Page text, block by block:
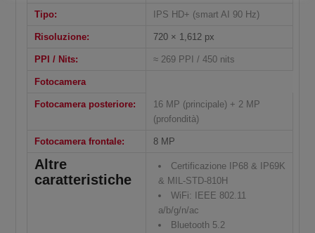
Tipo: IPS HD+ (smart AI 90 Hz)
Risoluzione: 720 × 1,612 px
PPI / Nits: ≈ 269 PPI / 450 nits
Fotocamera
Fotocamera posteriore:
16 MP (principale) + 2 MP
(profondità)
Fotocamera frontale: 8 MP
Altre
caratteristiche
Certificazione IP68 & IP69K
& MIL-STD-810H
WiFi: IEEE 802.11
a/b/g/n/ac
Bluetooth 5.2